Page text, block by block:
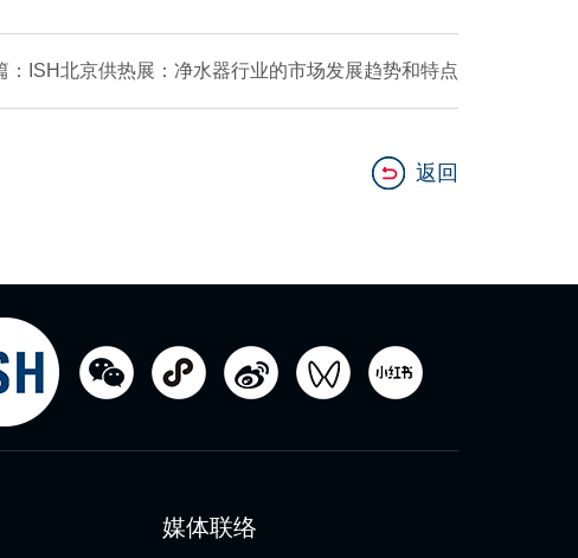
：ISH北京供热展：净水器行业的市场发展趋势和特点
返回
媒体联络